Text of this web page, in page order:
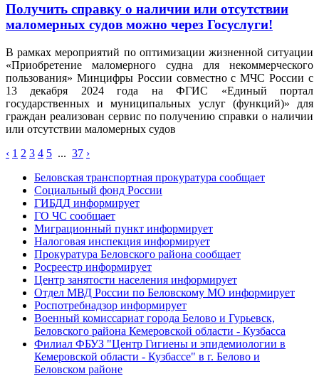
Получить справку о наличии или отсутствии
маломерных судов можно через Госуслуги!
В рамках мероприятий по оптимизации жизненной ситуации
«Приобретение маломерного судна для некоммерческого
пользования» Минцифры России совместно с МЧС России с
13 декабря 2024 года на ФГИС «Единый портал
государственных и муниципальных услуг (функций)» для
граждан реализован сервис по получению справки о наличии
или отсутствии маломерных судов
‹ 1 2 3 4 5 ... 37 ›
Беловская транспортная прокуратура сообщает
Социальный фонд России
ГИБДД информирует
ГО ЧС сообщает
Миграционный пункт информирует
Налоговая инспекция информирует
Прокуратура Беловского района сообщает
Росреестр информирует
Центр занятости населения информирует
Отдел МВД России по Беловскому МО информирует
Роспотребнадзор информирует
Военный комиссариат города Белово и Гурьевск,
Беловского района Кемеровской области - Кузбасса
Филиал ФБУЗ "Центр Гигиены и эпидемиологии в
Кемеровской области - Кузбассе" в г. Белово и
Беловском районе